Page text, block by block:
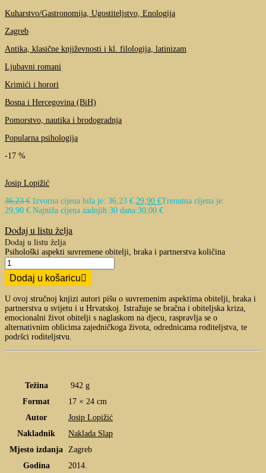
Kuharstvo/Gastronomija, Ugostiteljstvo, Enologija
Zagreb
Antika, klasične književnosti i kl. filologija, latinizam
Ljubavni romani
Krimići i horori
Bosna i Hercegovina (BiH)
Pomorstvo, nautika i brodogradnja
Popularna psihologija
-17 %
Josip Lopižić
36,23€ Izvorna cijena bila je: 36,23 €. 29,90 €Trenutna cijena je:
29,90 €. Najniža cijena zadnjih 30 dana:30,00 €
Dodaj u listu želja
Dodaj u listu želja
Psihološki aspekti suvremene obitelji, braka i partnerstva količina
Dodaj u košaricu
U ovoj stručnoj knjizi autori pišu o suvremenim aspektima obitelji, braka i
partnerstva u svijetu i u Hrvatskoj. Istražuje se bračna i obiteljska kriza,
emocionalni život obitelji s naglaskom na djecu, raspravlja se o
alternativnim oblicima zajedničkoga života, odrednicama roditeljstva, te
podršci roditeljstvu.
Težina
942 g
Format
17 × 24 cm
Autor
Josip Lopižić
Nakladnik
Naklada Slap
Mjesto izdanja
Zagreb
Godina
2014.